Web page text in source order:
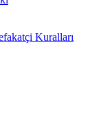
Kuralları